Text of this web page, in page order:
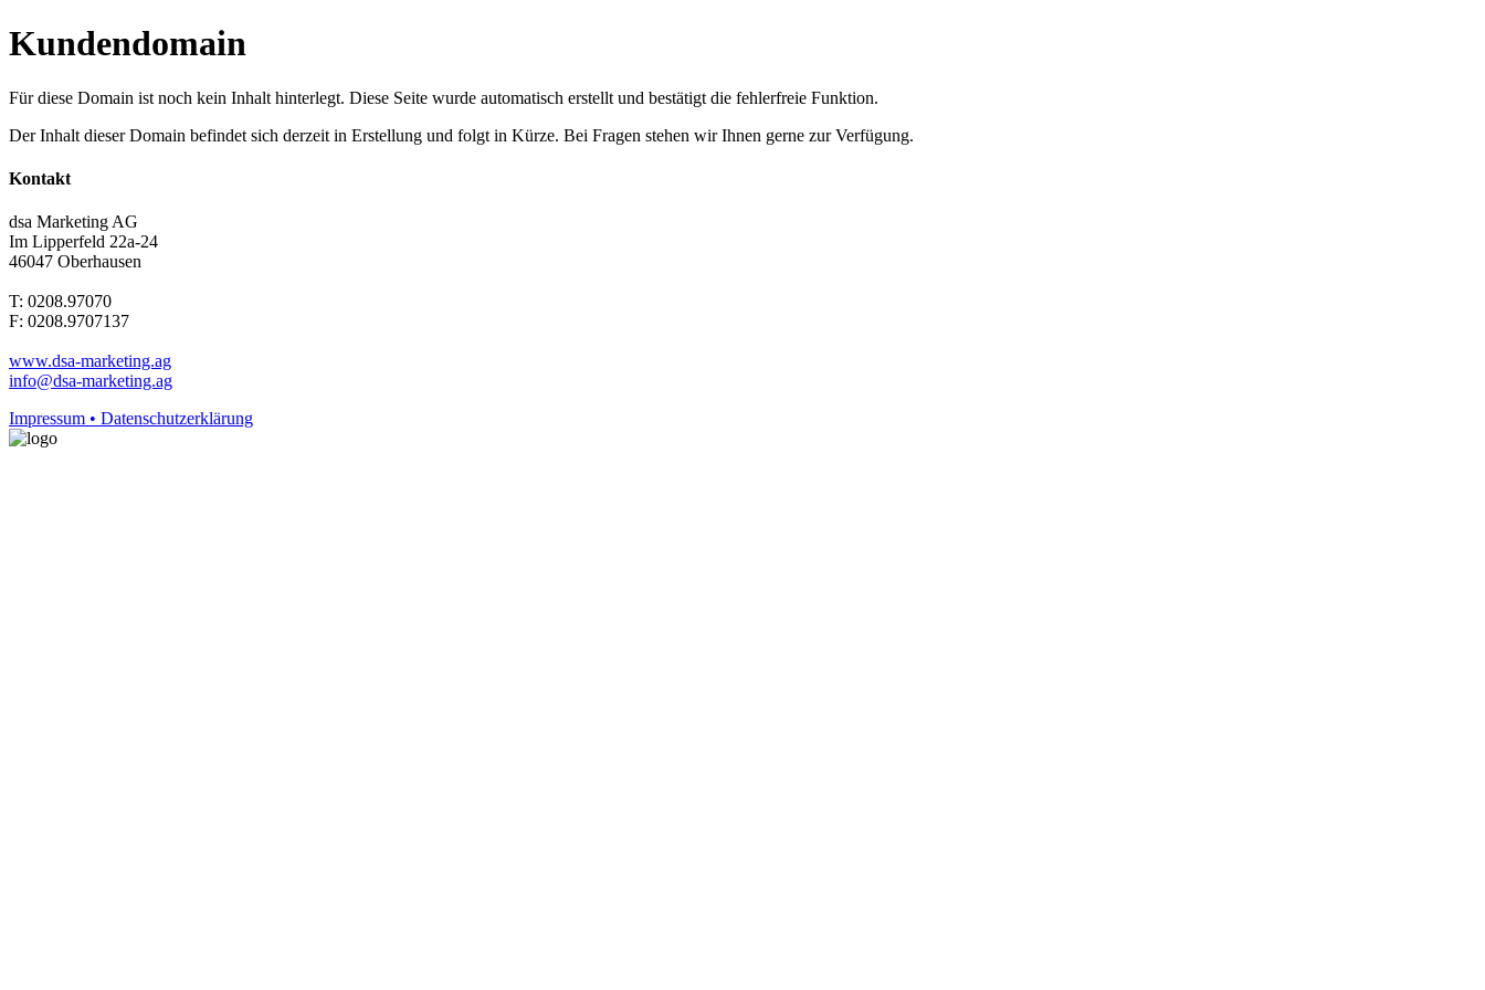
Kundendomain
Für diese Domain ist noch kein Inhalt hinterlegt. Diese Seite wurde automatisch erstellt und bestätigt die fehlerfreie Funktion.
Der Inhalt dieser Domain befindet sich derzeit in Erstellung und folgt in Kürze. Bei Fragen stehen wir Ihnen gerne zur Verfügung.
Kontakt
dsa Marketing AG
Im Lipperfeld 22a-24
46047 Oberhausen
T: 0208.97070
F: 0208.9707137
www.dsa-marketing.ag
info@dsa-marketing.ag
Impressum • Datenschutzerklärung